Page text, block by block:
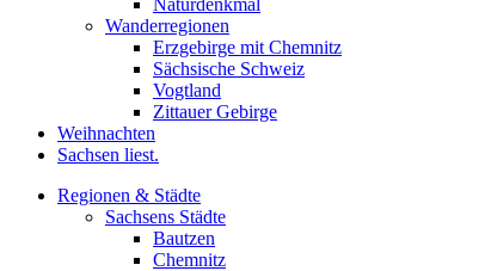
Naturdenkmal
Wanderregionen
Erzgebirge mit Chemnitz
Sächsische Schweiz
Vogtland
Zittauer Gebirge
Weihnachten
Sachsen liest.
Regionen & Städte
Sachsens Städte
Bautzen
Chemnitz